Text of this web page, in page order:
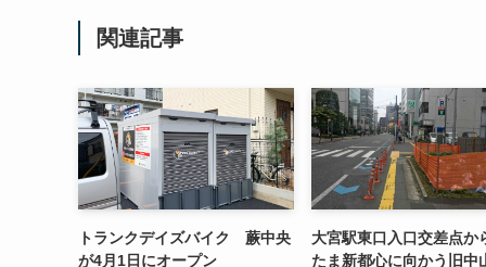
関連記事
トランクデイズバイク 蕨中央
が4月1日にオープン
大宮駅東口入口交差点か
たま新都心に向かう旧中